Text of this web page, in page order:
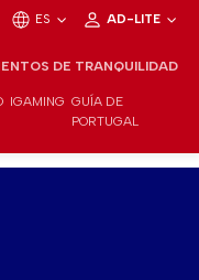
ES AD-LITE
DE TRANQUILIDAD
IGAMING GUÍA DE
PORTUGAL